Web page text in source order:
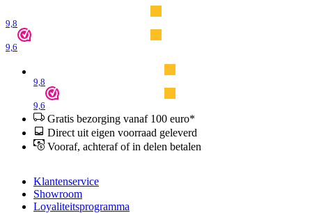
9,8
9,6
9,8
9,6
Gratis bezorging vanaf 100 euro*
Direct uit eigen voorraad geleverd
Vooraf, achteraf of in delen betalen
Klantenservice
Showroom
Loyaliteitsprogramma